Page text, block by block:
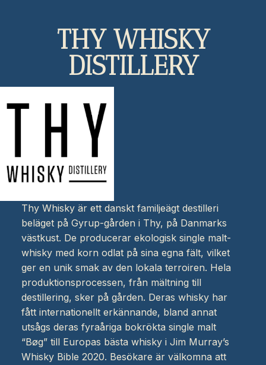
THY WHISKY
DISTILLERY
Thy Whisky är ett danskt familjeägt destilleri
beläget på Gyrup-gården i Thy, på Danmarks
västkust. De producerar ekologisk single malt-
whisky med korn odlat på sina egna fält, vilket
ger en unik smak av den lokala terroiren. Hela
produktionsprocessen, från mältning till
destillering, sker på gården. Deras whisky har
fått internationellt erkännande, bland annat
utsågs deras fyraåriga bokrökta single malt
“Bøg” till Europas bästa whisky i Jim Murray’s
Whisky Bible 2020. Besökare är välkomna att